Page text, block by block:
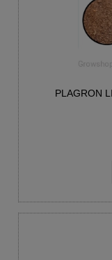
PLAGRON